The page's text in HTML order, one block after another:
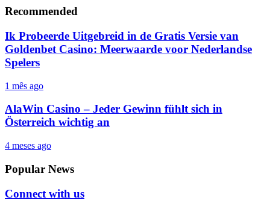
Recommended
Ik Probeerde Uitgebreid in de Gratis Versie van
Goldenbet Casino: Meerwaarde voor Nederlandse
Spelers
1 mês ago
AlaWin Casino – Jeder Gewinn fühlt sich in
Österreich wichtig an
4 meses ago
Popular News
Connect with us